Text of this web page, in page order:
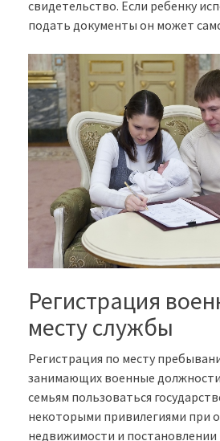
свидетельство. Если ребенку
подать документы он может
Регистрация
месту службы
Регистрация по месту
занимающих военные
семьям пользоваться
некоторыми привилегиями при
недвижимости и постановлении